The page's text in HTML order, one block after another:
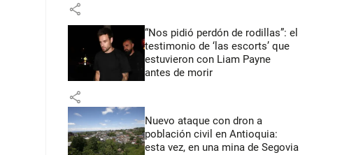
share
“Nos pidió perdón de rodillas”: el
testimonio de ‘las escorts’ que
estuvieron con Liam Payne
antes de morir
share
Nuevo ataque con dron a
población civil en Antioquia:
esta vez, en una mina de Segovia